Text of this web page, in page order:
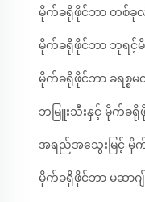
မိုက်ခရိုဖိုင်ဘာ တစ်ခု
မိုက်ခရိုဖိုင်ဘာ ဘုရင့်မိ
မိုက်ခရိုဖိုင်ဘာ ခရစ္စမ
ဘမြူးသီးနှင့် မိုက်ခရို
အရည်အသွေးမြင့် မိုက်
မိုက်ခရိုဖိုင်ဘာ မဆာဂျ်